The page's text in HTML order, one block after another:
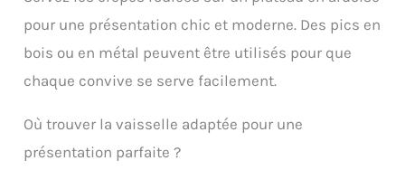
pour une présentation chic et moderne. Des pics en
bois ou en métal peuvent être utilisés pour que
chaque convive se serve facilement.
Où trouver la vaisselle adaptée pour une
présentation parfaite ?